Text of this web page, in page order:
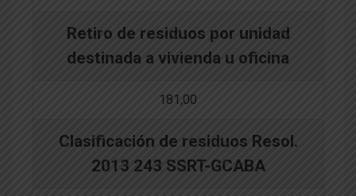
Retiro de residuos por unidad
destinada a vivienda u oficina
181,00
Clasificación de residuos Resol.
2013 243 SSRT-GCABA